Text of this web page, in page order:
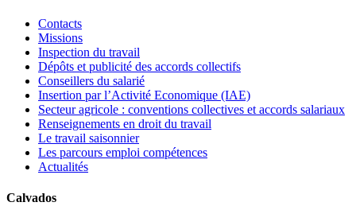
Contacts
Missions
Inspection du travail
Dépôts et publicité des accords collectifs
Conseillers du salarié
Insertion par l’Activité Economique (IAE)
Secteur agricole : conventions collectives et accords salariaux
Renseignements en droit du travail
Le travail saisonnier
Les parcours emploi compétences
Actualités
Calvados